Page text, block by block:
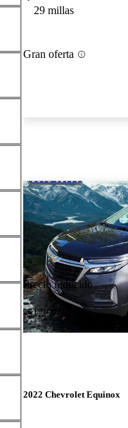
29 millas
Gran oferta
Precio reducido
-$1,297
2022 Chevrolet Equinox